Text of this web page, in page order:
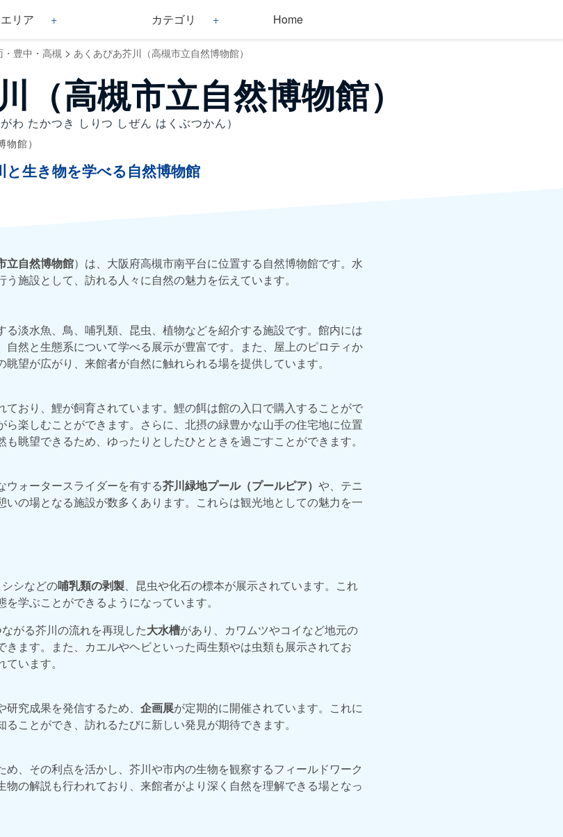
エリア カテゴリ Home
・豊中・高槻 > あくあぴあ芥川（高槻市立自然博物館）
（高槻市立自然博物館）
がわ たかつき しりつ しぜん はくぶつかん）
館）
と生き物を学べる自然博物館
立自然博物館）は、大阪府高槻市南平台に位置する自然博物館です。水
施設として、訪れる人々に自然の魅力を伝えています。
る淡水魚、鳥、哺乳類、昆虫、植物などを紹介する施設です。館内には
自然と生態系について学べる展示が豊富です。また、屋上のピロティか
望が広がり、来館者が自然に触れられる場を提供しています。
ており、鯉が飼育されています。鯉の餌は館の入口で購入することがで
ら楽しむことができます。さらに、北摂の緑豊かな山手の住宅地に位置
眺望できるため、ゆったりとしたひとときを過ごすことができます。
ウォータースライダーを有する芥川緑地プール（プールピア） や、テニ
いの場となる施設が数多くあります。これらは観光地としての魅力を一
シなどの哺乳類の剥製、昆虫や化石の標本が展示されています。これ
学ぶことができるようになっています。
がる芥川の流れを再現した大水槽があり、カワムツやコイなど地元の
きます。また、カエルやヘビといった両生類やは虫類も展示されてお
います。
究成果を発信するため、 企画展が定期的に開催されています。これに
ことができ、訪れるたびに新しい発見が期待できます。
、その利点を活かし、芥川や市内の生物を観察するフィールドワーク
物の解説も行われており、来館者がより深く自然を理解できる場となっ